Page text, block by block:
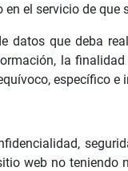
el servicio de que
que deba
la
específico e
web no